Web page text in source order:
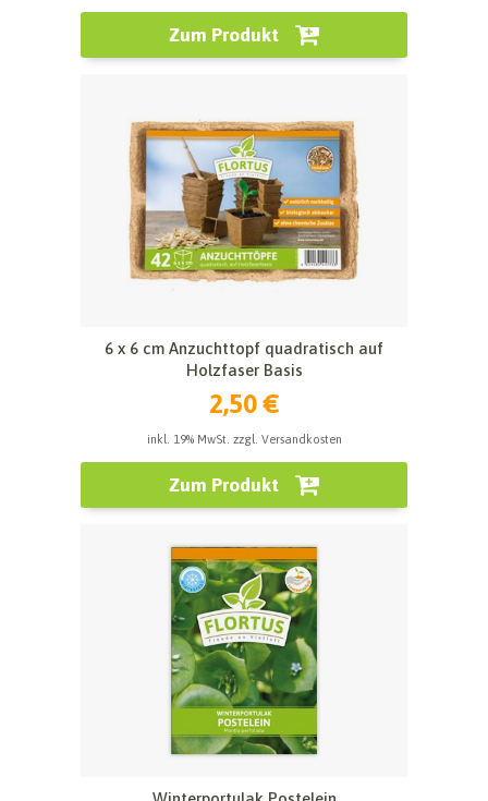
Zum Produkt
6 x 6 cm Anzuchttopf quadratisch auf
Holzfaser Basis
2,50 €
inkl. 19% MwSt. zzgl. Versandkosten
Zum Produkt